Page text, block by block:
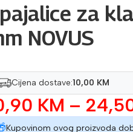
za
NOVUS
Cijena dostave:10,00 KM
KM –
Kupovinom ovog proizvoda